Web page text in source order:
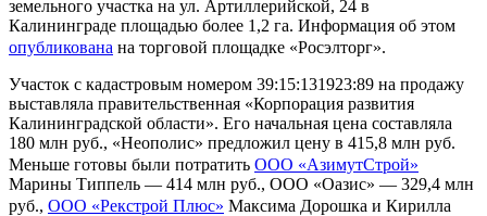
земельного участка на ул. Артиллерийской, 24 в
Калининграде площадью более 1,2 га. Информация об этом
опубликована на торговой площадке «Росэлторг».
Участок с кадастровым номером 39:15:131923:89 на продажу
выставляла правительственная «Корпорация развития
Калининградской области». Его начальная цена составляла
180 млн руб., «Неополис» предложил цену в 415,8 млн руб.
Меньше готовы были потратить ООО «АзимутСтрой»
Марины Типпель — 414 млн руб., ООО «Оазис» — 329,4 млн
руб., ООО «Рекстрой Плюс» Максима Дорошка и Кирилла